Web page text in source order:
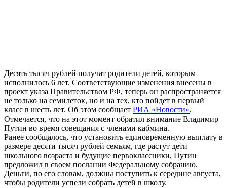
Десять тысяч рублей получат родители детей, которым
исполнилось 6 лет. Соответствующие изменения внесены в
проект указа Правительством РФ, теперь он распространяется
не только на семилеток, но и на тех, кто пойдет в первый
класс в шесть лет. Об этом сообщает РИА «Новости».
Отмечается, что на этот момент обратил внимание Владимир
Путин во время совещания с членами кабмина.
Ранее сообщалось, что установить единовременную выплату в
размере десяти тысяч рублей семьям, где растут дети
школьного возраста и будущие первоклассники, Путин
предложил в своем послании Федеральному собранию.
Деньги, по его словам, должны поступить к середине августа,
чтобы родители успели собрать детей в школу.